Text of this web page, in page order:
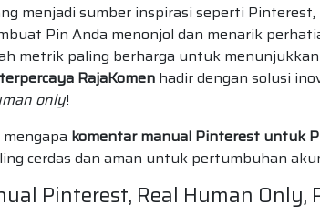
menjadi sumber inspirasi seperti
Pin Anda menonjol dan menarik
metrik paling berharga untuk
RajaKomen hadir dengan solusi
only!
komentar manual Pinterest untuk
cerdas dan aman untuk pertumbuhan
Pinterest, Real Human Only,